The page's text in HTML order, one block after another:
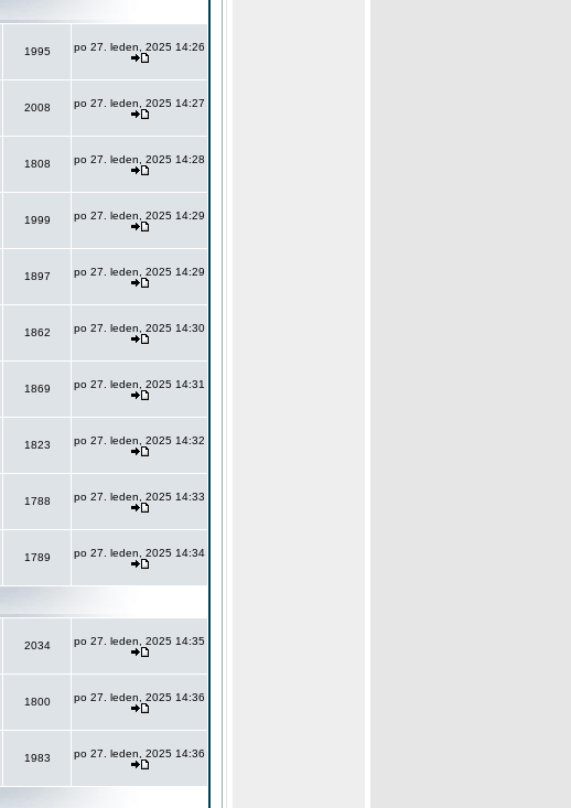
1995 po 27. leden, 2025 14:26
2008 po 27. leden, 2025 14:27
1808 po 27. leden, 2025 14:28
1999 po 27. leden, 2025 14:29
1897 po 27. leden, 2025 14:29
1862 po 27. leden, 2025 14:30
1869 po 27. leden, 2025 14:31
1823 po 27. leden, 2025 14:32
1788 po 27. leden, 2025 14:33
1789 po 27. leden, 2025 14:34
2034 po 27. leden, 2025 14:35
1800 po 27. leden, 2025 14:36
1983 po 27. leden, 2025 14:36